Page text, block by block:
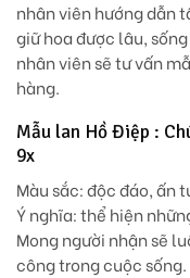
nhân viên hướng dẫn
giữ hoa được lâu,
nhân viên sẽ tư vấn
hàng.
Mẫu lan Hồ Điệp :
9x
Màu sắc: độc đáo, ấn
Ý nghĩa: thể hiện
Mong người nhận sẽ
công trong cuộc sống.